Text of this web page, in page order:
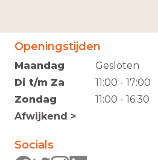
Openingstijden
Maandag
Di t/m Za
Zondag
Afwijkend >
Gesloten
11:00 - 17:00
11:00 - 16:30
Socials